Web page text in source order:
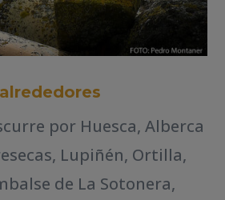
por Huesca, Alberca
Lupiñén, Ortilla,
de La Sotonera,